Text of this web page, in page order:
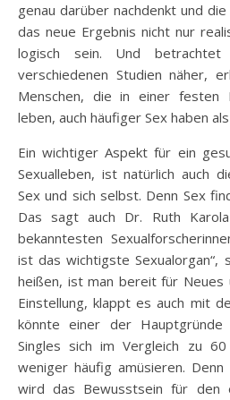
genau darüber nachdenkt und
das neue Ergebnis nicht nur
logisch sein. Und
verschiedenen Studien näher,
Menschen, die in einer festen
leben, auch häufiger Sex haben
Ein wichtiger Aspekt für ein
Sexualleben, ist natürlich auch
Sex und sich selbst. Denn Sex
Das sagt auch Dr. Ruth
bekanntesten
ist das wichtigste Sexualorgan“,
heißen, ist man bereit für Neues
Einstellung, klappt es auch mit
könnte einer der
Singles sich im Vergleich zu
weniger häufig amüsieren.
wird das Bewusstsein für den